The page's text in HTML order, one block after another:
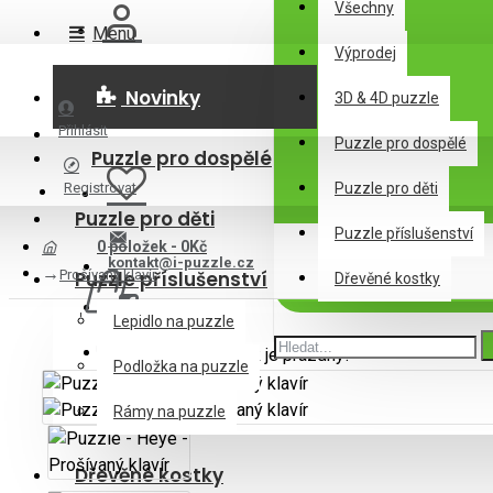
kontakt@i-puzzle.cz
Všechny
Výprodej
3D & 4D puzzle
Puzzle pro dospělé
Puzzle pro děti
Puzzle příslušenství
Dřevěné kostky
0 položek - 0Kč
Váš nákupní košík je prázdný!
Menu
Novinky
Puzzle pro dospělé
Puzzle pro děti
Puzzle příslušenství
Lepidlo na puzzle
Podložka na puzzle
Rámy na puzzle
Dřevěné kostky
Přihlásit
Registrovat
Prošívaný klavír